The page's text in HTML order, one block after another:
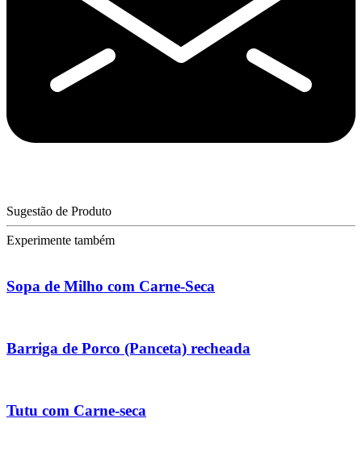
Sugestão de Produto
Experimente também
Sopa de Milho com Carne-Seca
Barriga de Porco (Panceta) recheada
Tutu com Carne-seca